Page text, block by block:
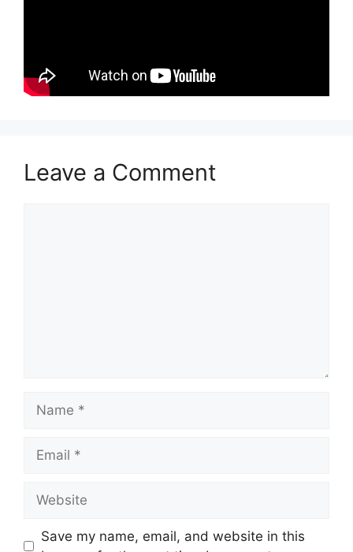
Leave a Comment
Save my name, email, and website in this